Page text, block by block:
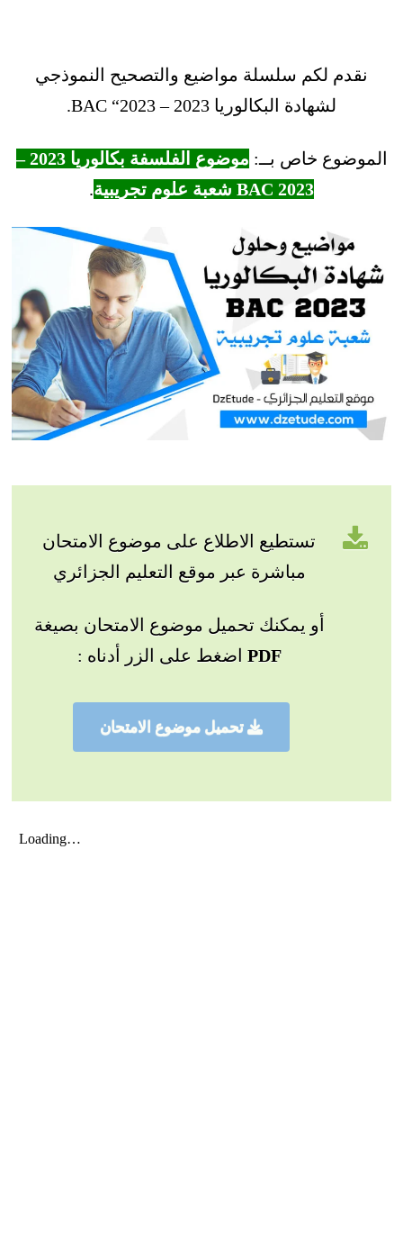
نقدم لكم سلسلة مواضيع والتصحيح النموذجي
لشهادة البكالوريا 2023 – BAC “2023.
الموضوع خاص بــ:
موضوع الفلسفة بكالوريا 2023 –
BAC 2023 شعبة علوم تجريبية
.
تستطيع الاطلاع على موضوع الامتحان
مباشرة عبر موقع التعليم الجزائري
أو يمكنك تحميل موضوع الامتحان بصيغة
PDF اضغط على الزر أدناه :
تحميل موضوع الامتحان